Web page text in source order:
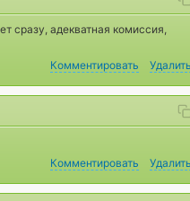
сразу, адекватная комиссия,
Комментировать Удалить
Комментировать Удалить